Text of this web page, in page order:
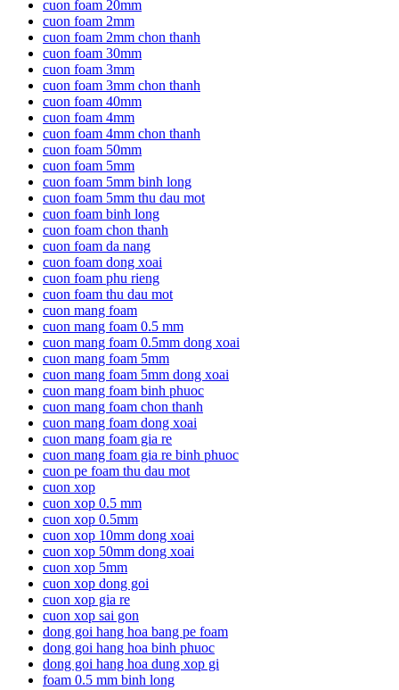
cuon foam 20mm
cuon foam 2mm
cuon foam 2mm chon thanh
cuon foam 30mm
cuon foam 3mm
cuon foam 3mm chon thanh
cuon foam 40mm
cuon foam 4mm
cuon foam 4mm chon thanh
cuon foam 50mm
cuon foam 5mm
cuon foam 5mm binh long
cuon foam 5mm thu dau mot
cuon foam binh long
cuon foam chon thanh
cuon foam da nang
cuon foam dong xoai
cuon foam phu rieng
cuon foam thu dau mot
cuon mang foam
cuon mang foam 0.5 mm
cuon mang foam 0.5mm dong xoai
cuon mang foam 5mm
cuon mang foam 5mm dong xoai
cuon mang foam binh phuoc
cuon mang foam chon thanh
cuon mang foam dong xoai
cuon mang foam gia re
cuon mang foam gia re binh phuoc
cuon pe foam thu dau mot
cuon xop
cuon xop 0.5 mm
cuon xop 0.5mm
cuon xop 10mm dong xoai
cuon xop 50mm dong xoai
cuon xop 5mm
cuon xop dong goi
cuon xop gia re
cuon xop sai gon
dong goi hang hoa bang pe foam
dong goi hang hoa binh phuoc
dong goi hang hoa dung xop gi
foam 0.5 mm binh long